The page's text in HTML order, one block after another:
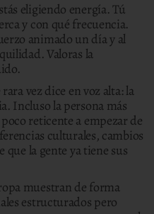
eligiendo energía. Tú
y con qué frecuencia.
animado un día y al
Valoras la
vez dice en voz alta: la
Incluso la persona más
reticente a empezar de
culturales, cambios
que la gente ya tiene sus
muestran de forma
estructurados pero